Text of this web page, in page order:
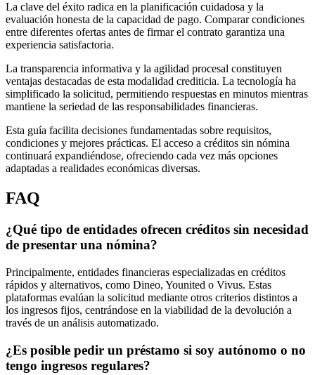
La clave del éxito radica en la planificación cuidadosa y la
evaluación honesta de la capacidad de pago. Comparar condiciones
entre diferentes ofertas antes de firmar el contrato garantiza una
experiencia satisfactoria.
La transparencia informativa y la agilidad procesal constituyen
ventajas destacadas de esta modalidad crediticia. La tecnología ha
simplificado la solicitud, permitiendo respuestas en minutos mientras
mantiene la seriedad de las responsabilidades financieras.
Esta guía facilita decisiones fundamentadas sobre requisitos,
condiciones y mejores prácticas. El acceso a créditos sin nómina
continuará expandiéndose, ofreciendo cada vez más opciones
adaptadas a realidades económicas diversas.
FAQ
¿Qué tipo de entidades ofrecen créditos sin necesidad
de presentar una nómina?
Principalmente, entidades financieras especializadas en créditos
rápidos y alternativos, como Dineo, Younited o Vivus. Estas
plataformas evalúan la solicitud mediante otros criterios distintos a
los ingresos fijos, centrándose en la viabilidad de la devolución a
través de un análisis automatizado.
¿Es posible pedir un préstamo si soy autónomo o no
tengo ingresos regulares?